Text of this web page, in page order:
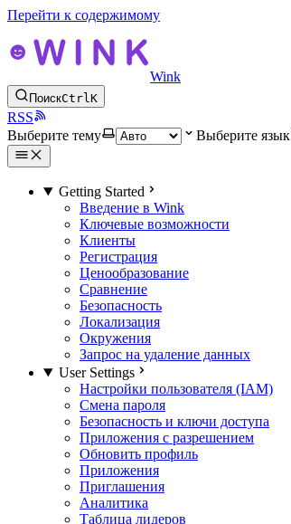
Перейти к содержимому
Wink
ПоискCtrlK
RSS
Выберите тему
Выберите язык
Getting Started
Введение в Wink
Ключевые возможности
Клиенты
Регистрация
Ценообразование
Сравнение
Безопасность
Локализация
Окружения
Запрос на удаление данных
User Settings
Настройки пользователя (IAM)
Смена пароля
Безопасность и ключи доступа
Приложения с разрешением
Обновить профиль
Приложения
Приглашения
Аналитика
Таблица лидеров